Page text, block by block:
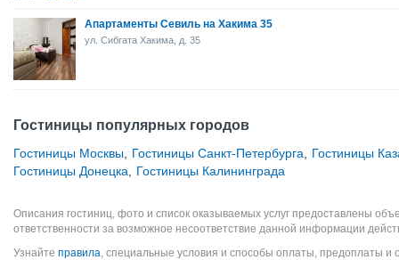
Апартаменты Севиль на Хакима 35
ул. Сибгата Хакима, д. 35
Гостиницы популярных городов
Гостиницы Москвы Гостиницы Санкт-Петербурга
Гостиницы
Гостиницы Донецка
Гостиницы Калининграда
Описания гостиниц, фото и список оказываемых услуг предоставлены
ответственности за возможное несоответствие данной информации
Узнайте правила, специальные условия и способы оплаты, предоплаты и